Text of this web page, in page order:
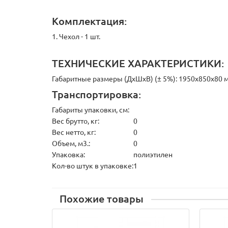
Комплектация:
1. Чехол - 1 шт.
ТЕХНИЧЕСКИЕ ХАРАКТЕРИСТИКИ:
Габаритные размеры (ДхШхВ) (± 5%): 1950х850х80
Транспортировка:
Габариты упаковки, см:
Вес брутто, кг:
0
Вес нетто, кг:
0
Объем, м3.:
0
Упаковка:
полиэтилен
Кол-во штук в упаковке:1
Похожие товары